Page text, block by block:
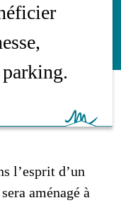
l’esprit d’un
aménagé à